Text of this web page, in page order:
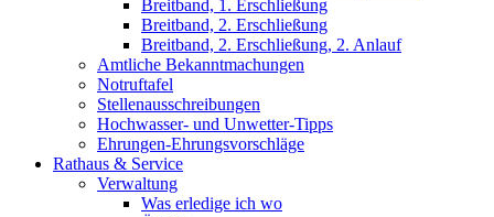
Breitband, 1. Erschließung
Breitband, 2. Erschließung
Breitband, 2. Erschließung, 2. Anlauf
Amtliche Bekanntmachungen
Notruftafel
Stellenausschreibungen
Hochwasser- und Unwetter-Tipps
Ehrungen-Ehrungsvorschläge
Rathaus & Service
Verwaltung
Was erledige ich wo